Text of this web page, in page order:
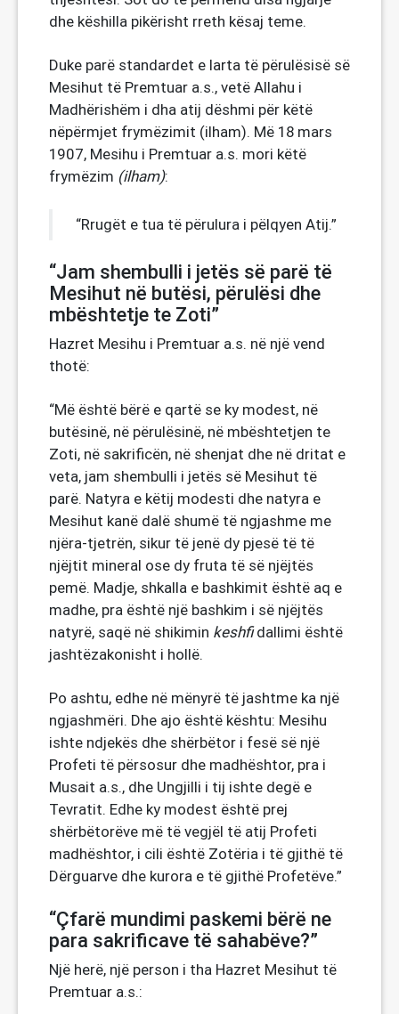
dhe këshilla pikërisht rreth kësaj teme.
Duke parë standardet e larta të përulësisë së
Mesihut të Premtuar a.s., vetë Allahu i
Madhërishëm i dha atij dëshmi për këtë
nëpërmjet frymëzimit (ilham). Më 18 mars
1907, Mesihu i Premtuar a.s. mori këtë
frymëzim (ilham):
“Rrugët e tua të përulura i pëlqyen Atij.”
“Jam shembulli i jetës së parë të
Mesihut në butësi, përulësi dhe
mbështetje te Zoti”
Hazret Mesihu i Premtuar a.s. në një vend
thotë:
“Më është bërë e qartë se ky modest, në
butësinë, në përulësinë, në mbështetjen te
Zoti, në sakrificën, në shenjat dhe në dritat e
veta, jam shembulli i jetës së Mesihut të
parë. Natyra e këtij modesti dhe natyra e
Mesihut kanë dalë shumë të ngjashme me
njëra-tjetrën, sikur të jenë dy pjesë të të
njëjtit mineral ose dy fruta të së njëjtës
pemë. Madje, shkalla e bashkimit është aq e
madhe, pra është një bashkim i së njëjtës
natyrë, saqë në shikimin keshfidallimi është
jashtëzakonisht i hollë.
Po ashtu, edhe në mënyrë të jashtme ka një
ngjashmëri. Dhe ajo është kështu: Mesihu
ishte ndjekës dhe shërbëtor i fesë së një
Profeti të përsosur dhe madhështor, pra i
Musait a.s., dhe Ungjilli i tij ishte degë e
Tevratit. Edhe ky modest është prej
shërbëtorëve më të vegjël të atij Profeti
madhështor, i cili është Zotëria i të gjithë të
Dërguarve dhe kurora e të gjithë Profetëve.”
“Çfarë mundimi paskemi bërë ne
para sakrificave të sahabëve?”
Një herë, një person i tha Hazret Mesihut të
Premtuar a.s.: